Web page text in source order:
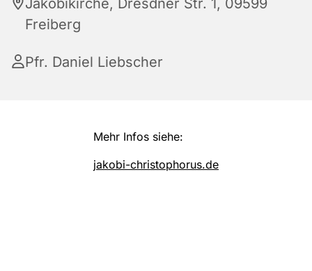
Jakobikirche, Dresdner Str. 1, 09599
Freiberg
Pfr. Daniel Liebscher
Mehr Infos siehe:
jakobi-christophorus.de